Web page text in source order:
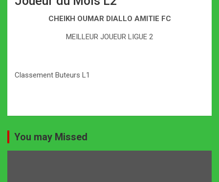
CHEIKH OUMAR DIALLO AMITIE FC
MEILLEUR JOUEUR LIGUE 2
Classement Buteurs L1
You may Missed